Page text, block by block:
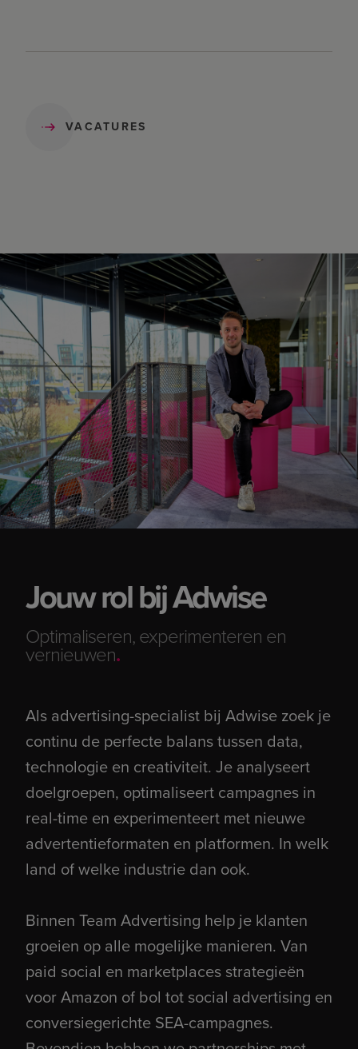
VACATURES
Jouw rol bij Adwise
Optimaliseren, experimenteren en
vernieuwen.
Als advertising-specialist bij Adwise zoek je
continu de perfecte balans tussen data,
technologie en creativiteit. Je analyseert
doelgroepen, optimaliseert campagnes in
real-time en experimenteert met nieuwe
advertentieformaten en platformen. In welk
land of welke industrie dan ook.
Binnen Team Advertising help je klanten
groeien op alle mogelijke manieren. Van
paid social en marketplaces strategieën
voor Amazon of bol tot social advertising en
conversiegerichte SEA-campagnes.